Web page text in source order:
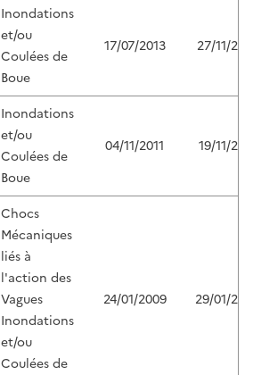
Inondations
et/ou
Coulées de
Boue
17/07/2013 27/11/
Inondations
et/ou
Coulées de
Boue
04/11/2011 19/11/
Chocs
Mécaniques
liés à
l'action des
Vagues
Inondations
et/ou
Coulées de
24/01/2009 29/01/